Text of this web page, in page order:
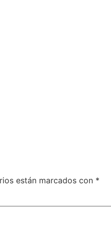
están marcados con *